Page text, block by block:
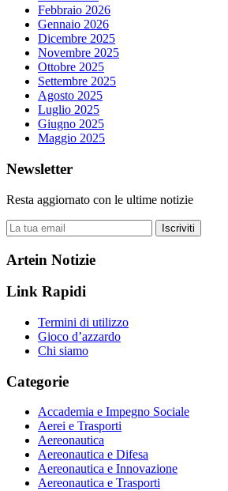
Febbraio 2026
Gennaio 2026
Dicembre 2025
Novembre 2025
Ottobre 2025
Settembre 2025
Agosto 2025
Luglio 2025
Giugno 2025
Maggio 2025
Newsletter
Resta aggiornato con le ultime notizie
Iscriviti
Artein Notizie
Link Rapidi
Termini di utilizzo
Gioco d’azzardo
Chi siamo
Categorie
Accademia e Impegno Sociale
Aerei e Trasporti
Aereonautica
Aereonautica e Difesa
Aereonautica e Innovazione
Aereonautica e Trasporti